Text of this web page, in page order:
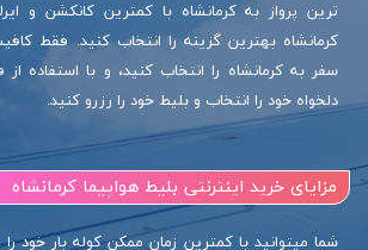
ترین پرواز به کرمانشاه با کمترین کانکشن و
کرمانشاه بهترین گزینه را انتخاب کنید. فقط
سفر به کرمانشاه را انتخاب کنید، و با استفاده از
دلخواه خود را انتخاب و بلیط خود را رزرو کنید.
مزایای خرید اینترنتی بلیط هواپیما کرمانشاه
شما میتوانید با کمترین زمان ممکن کوله بار خود